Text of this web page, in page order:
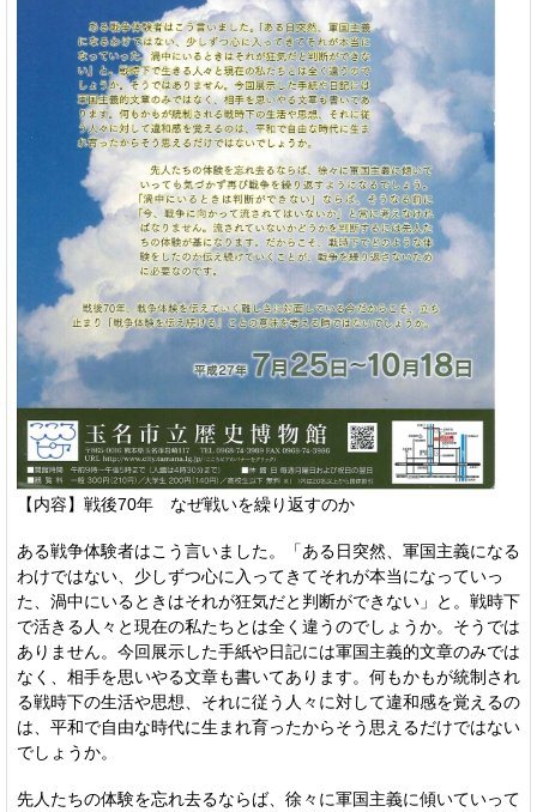
【内容】戦後70年 なぜ戦いを繰り返すのか
ある戦争体験者はこう言いました。「ある日突然、軍国主義になる
わけではない、少しずつ心に入ってきてそれが本当になっていっ
た、渦中にいるときはそれが狂気だと判断ができない」と。戦時下
で活きる人々と現在の私たちとは全く違うのでしょうか。そうでは
ありません。今回展示した手紙や日記には軍国主義的文章のみでは
なく、相手を思いやる文章も書いてあります。何もかもが統制され
る戦時下の生活や思想、それに従う人々に対して違和感を覚えるの
は、平和で自由な時代に生まれ育ったからそう思えるだけではない
でしょうか。
先人たちの体験を忘れ去るならば、徐々に軍国主義に傾いていって